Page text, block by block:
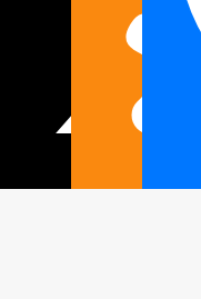
© 2006-
проекты домов и